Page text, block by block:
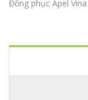
Đồng phục Apel Vina